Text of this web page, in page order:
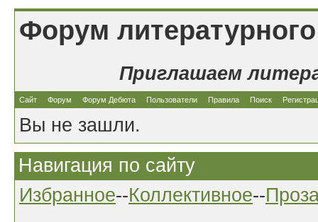
Форум
Приглашаем
Сайт Форум Форум Дебюта Пользователи Правила Поиск
Вы не зашли.
Навигация по сайту
Избранное--Коллективное--